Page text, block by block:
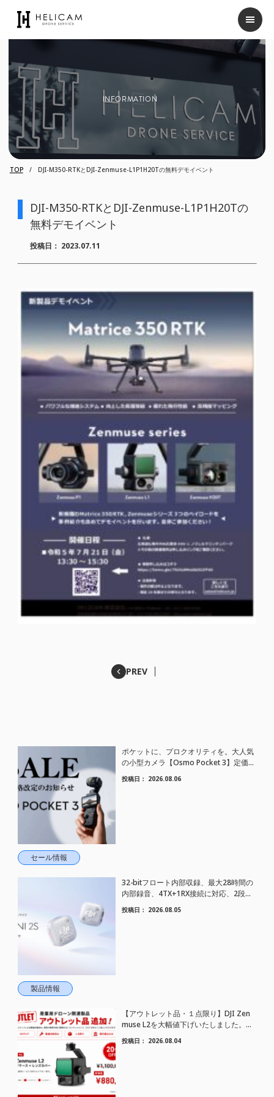
INFORMATION
TOP DJI-M350-RTKとDJI-Zenmuse-L1P1H20Tの無料デモイベント
DJI-M350-RTKとDJI-Zenmuse-L1P1H20Tの
無料デモイベント
投稿日： 2023.07.11
PREV
セール情報
ポケットに、プロクオリティを。大人気
の小型カメラ【Osmo Pocket 3】定価が
さらにお値下げされました！
投稿日： 2026.08.06
製品情報
32-bitフロート内部収録、最大28時間の
内部録音、4TX+1RX接続に対応、2段階
AIノイズキャンセリング搭載｜コンパク
トワイヤレスマイク DJI Mic Mini 2S 登場
投稿日： 2026.08.05
【アウトレット品・１点限り】DJI Zen
muse L2を大幅値下げいたしました。｜
HELICAM STORE
投稿日： 2026.08.04